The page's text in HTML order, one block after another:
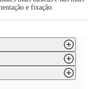
e fixação.